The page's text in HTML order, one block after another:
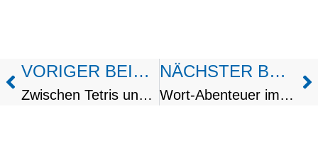
VORIGER BEITRAG
Zwischen Tetris und KI – 35 Jahre Updates im Kinderschutzbund Dresden
NÄCHSTER BEITRAG
Wort-Abenteuer im Bibliotop